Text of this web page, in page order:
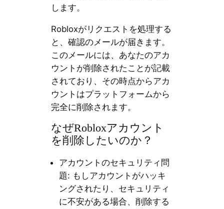
します。
Robloxがリクエストを処理する
と、確認のメールが届きます。
このメールには、あなたのアカ
ウントが削除されたことが記載
されており、その時点からアカ
ウントはプラットフォームから
完全に削除されます。
なぜRobloxアカウント
を削除したいのか？
アカウントのセキュリティ問
題: もしアカウントがハッキ
ングされたり、セキュリティ
に不安がある場合、削除する